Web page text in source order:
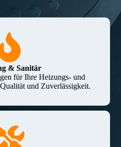
& Sanitär
für Ihre Heizungs- und
und Zuverlässigkeit.